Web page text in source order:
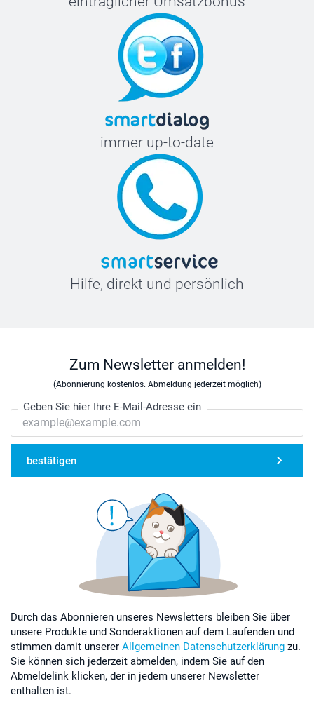
immer up-to-date
Hilfe, direkt und persönlich
Zum Newsletter anmelden!
(Abonnierung kostenlos. Abmeldung jederzeit möglich)
Geben Sie hier Ihre E-Mail-Adresse ein
bestätigen
Durch das Abonnieren unseres Newsletters bleiben Sie über
unsere Produkte und Sonderaktionen auf dem Laufenden und
stimmen damit unserer Allgemeinen Datenschutzerklärung zu.
Sie können sich jederzeit abmelden, indem Sie auf den
Abmeldelink klicken, der in jedem unserer Newsletter
enthalten ist.